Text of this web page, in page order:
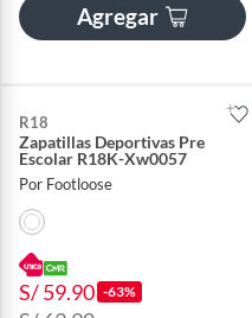
Agregar
R18
Zapatillas Deportivas Pre
Escolar R18K-Xw0057
Por Footloose
S/ 59.90 -63%